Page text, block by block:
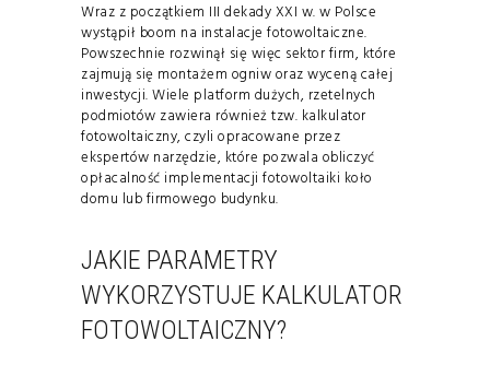
Wraz z początkiem III dekady XXI w. w Polsce
wystąpił boom na instalacje fotowoltaiczne.
Powszechnie rozwinął się więc sektor firm, które
zajmują się montażem ogniw oraz wyceną całej
inwestycji. Wiele platform dużych, rzetelnych
podmiotów zawiera również tzw. kalkulator
fotowoltaiczny, czyli opracowane przez
ekspertów narzędzie, które pozwala obliczyć
opłacalność implementacji fotowoltaiki koło
domu lub firmowego budynku.
JAKIE PARAMETRY
WYKORZYSTUJE KALKULATOR
FOTOWOLTAICZNY?